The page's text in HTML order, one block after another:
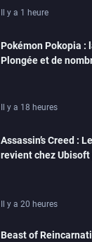
Il y a 1 heure
Pokémon Pokopia :
Plongée et de
Il y a 18 heures
Assassin’s Creed :
revient chez
Il y a 20 heures
Beast of